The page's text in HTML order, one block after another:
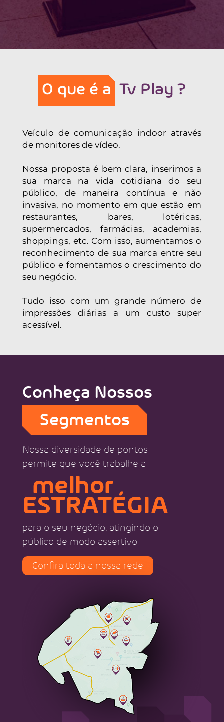
O que é a Tv Play ?
Veículo de comunicação indoor através
de monitores de vídeo.
Nossa proposta é bem clara, inserimos a
sua marca na vida cotidiana do seu
público, de maneira contínua e não
invasiva, no momento em que estão em
restaurantes, bares, lotéricas,
supermercados, farmácias, academias,
shoppings, etc. Com isso, aumentamos o
reconhecimento de sua marca entre seu
público e fomentamos o crescimento do
seu negócio.
Tudo isso com um grande número de
impressões diárias a um custo super
acessível.
Conheça Nossos
Segmentos
Nossa diversidade de pontos
permite que você trabalhe a
melhor
ESTRATÉGIA
para o seu negócio, atingindo o
público de modo assertivo.
Confira toda a nossa rede